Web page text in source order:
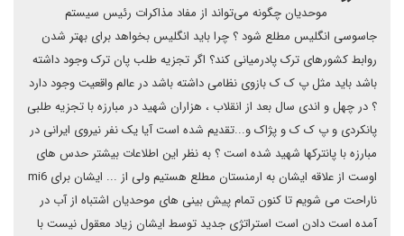
موحدیان چگونه می‌تواند از مفاد مذاکرات رئیس سیستم
جاسوسی انگلیس مطلع شود ؟ چرا باید انگلیس بخواهد برای بهتر شدن
روابط کشورهای ترک پادرمیانی کند؟ اگر تجزیه طلب پان ترک وجود داشته
باشد باید مثل پ ک ک بازوی نظامی داشته باشد در عالم واقعیت وجود دارد
؟ در چهل و اندی سال بعد از انقلاب ، هزاران شهید در مبارزه با تجزیه طلبی
پانکردی و پ ک ک و پژاک و...تقدیم شده است آیا یک نفر نیروی ایرانی در
مبارزه با پانترکها شهید شده است ؟ به نظر این اطلاعات بیشتر حدس های
اوست از علاقه ایشان به ارمنستان مطلع هستیم ولی از ... ایشان برای mi6
ناراحت می شویم تا کنون تمام پیش بینی های موحدیان اشتباه از آب در
آمده است دادن است استراتژی جدید توسط ایشان زیاد معقول نیست با